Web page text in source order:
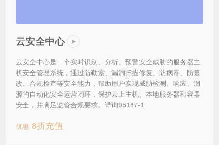
云安全中心
云安全中心是一个实时识别、分析、预警安全威胁的服务器主
机安全管理系统，通过防勒索、漏洞扫描修复、防病毒、防篡
改、合规检查等安全能力，帮助用户实现威胁检测、响应、溯
源的自动化安全运营闭环，保护云上主机、本地服务器和容器
安全，并满足监管合规要求。详询95187-1
优惠 8折充值